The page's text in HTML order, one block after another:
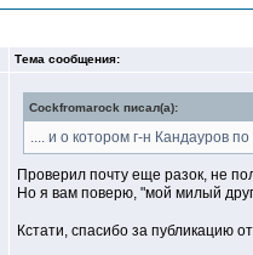
Тема сообщения:
Cockfromarock писал(а):
.... и о котором г-н Кандауров
Проверил почту еще разок, не
Но я вам поверю, "мой милый
Кстати, спасибо за публикацию